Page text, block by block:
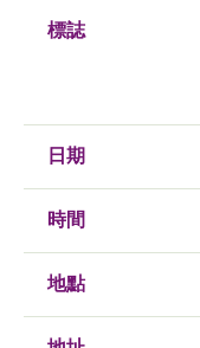
標誌
日期
時間
地點